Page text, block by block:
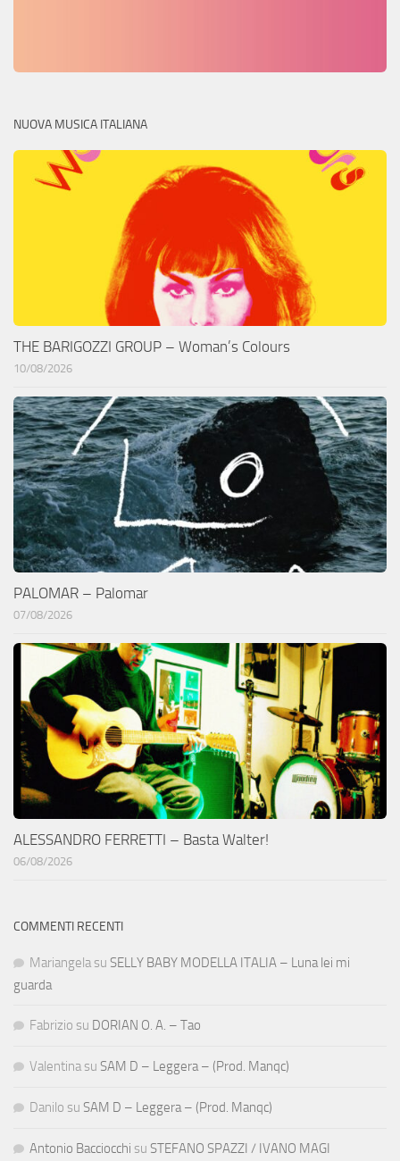
NUOVA MUSICA ITALIANA
THE BARIGOZZI GROUP – Woman’s Colours
10/08/2026
PALOMAR – Palomar
07/08/2026
ALESSANDRO FERRETTI – Basta Walter!
06/08/2026
COMMENTI RECENTI
Mariangela su SELLY BABY MODELLA ITALIA – Luna lei mi
guarda
Fabrizio su DORIAN O. A. – Tao
Valentina su SAM D – Leggera – (Prod. Manqc)
Danilo su SAM D – Leggera – (Prod. Manqc)
Antonio Bacciocchi su STEFANO SPAZZI / IVANO MAGI